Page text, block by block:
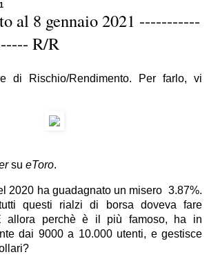
al 8 gennaio 2021 -----------
R/R
di Rischio/Rendimento. Per farlo, vi
su eToro.
2020 ha guadagnato un misero 3.87%.
questi rialzi di borsa doveva fare
allora perchè è il più famoso, ha in
dai 9000 a 10.000 utenti, e gestisce